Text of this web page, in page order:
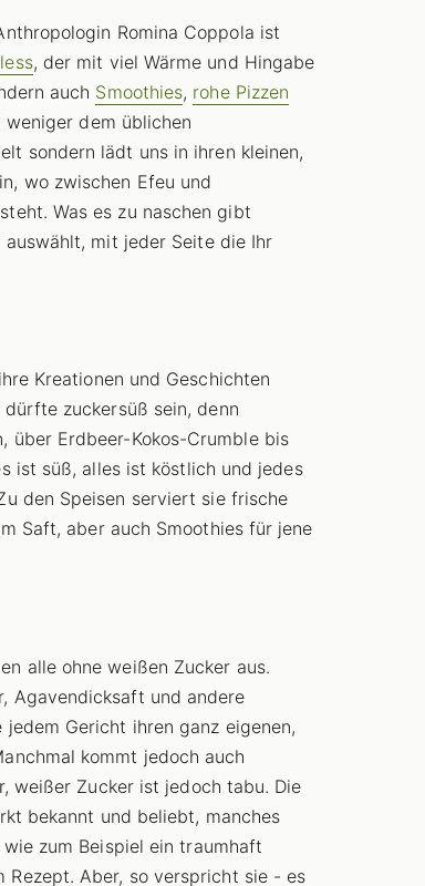
Romina Coppola ist
, der mit viel Wärme und Hingabe
auch Smoothies, rohe Pizzen
dem üblichen
sondern lädt uns in ihren kleinen,
wo zwischen Efeu und
Was es zu naschen gibt
mit jeder Seite die Ihr
Kreationen und Geschichten
zuckersüß sein, denn
über Erdbeer-Kokos-Crumble bis
ist süß, alles ist köstlich und jedes
den Speisen serviert sie frische
Saft, aber auch Smoothies für jene
alle ohne weißen Zucker aus.
Agavendicksaft und andere
Gericht ihren ganz eigenen,
kommt jedoch auch
weißer Zucker ist jedoch tabu. Die
bekannt und beliebt, manches
zum Beispiel ein traumhaft
Rezept. Aber, so verspricht sie - es